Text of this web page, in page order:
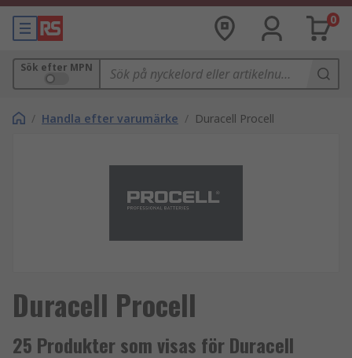
0
Sök efter MPN
/ Handla efter varumärke / Duracell Procell
Duracell Procell
25 Produkter som visas för Duracell